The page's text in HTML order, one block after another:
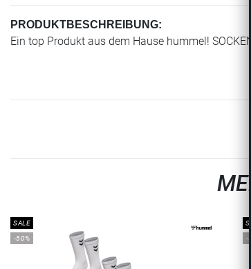
PRODUKTBESCHREIBUNG:
Ein top Produkt aus dem Hause hummel!
SALE
-50%
-